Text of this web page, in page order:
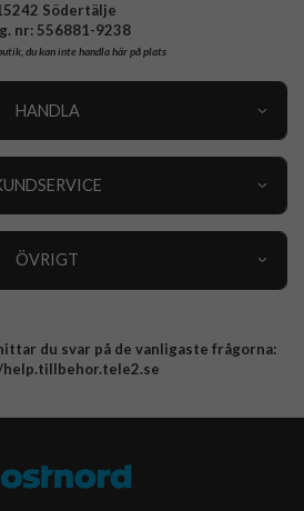
Södertälje
nr: 556881-9238
du kan inte handla här på plats
HANDLA
ÖVRIGT
du svar på de vanligaste frågorna: